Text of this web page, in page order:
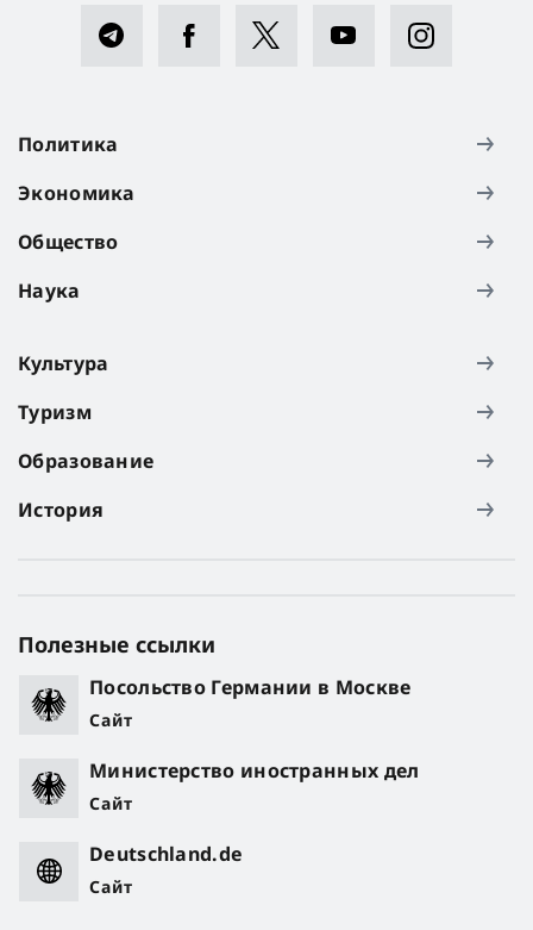
Политика
Экономика
Общество
Наука
Культура
Туризм
Образование
История
Полезные ссылки
Посольство Германии в Москве
Сайт
Министерство иностранных дел
Сайт
Deutschland.de
Сайт